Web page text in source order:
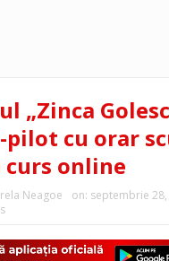
„Zinca
pilot cu orar
curs online
Neagoe on: septembrie 28,